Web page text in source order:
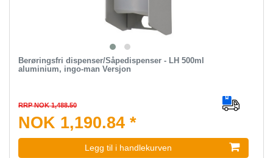
Berøringsfri dispenser/Såpedispenser - LH 500ml
aluminium, ingo-man Versjon
RRP NOK 1,488.50
NOK 1,190.84 *
Legg til i handlekurven